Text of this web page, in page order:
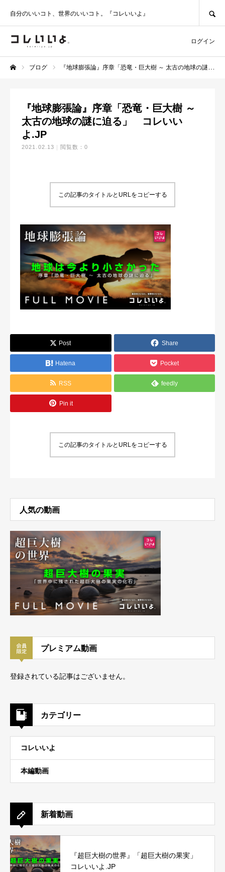
自分のいいコト、世界のいいコト。『コレいいよ』
ログイン
ブログ 『地球膨張論』序章「恐竜・巨大樹 ～ 太古の地球の謎に迫る」 コレいいよ.JP
『地球膨張論』序章「恐竜・巨大樹 ～
太古の地球の謎に迫る」 コレいい
よ.JP
2021.02.13 閲覧数：0
この記事のタイトルとURLをコピーする
Post Share
Hatena Pocket
RSS feedly
Pin it
この記事のタイトルとURLをコピーする
人気の動画
プレミアム動画
登録されている記事はございません。
カテゴリー
コレいいよ
本編動画
新着動画
『超巨大樹の世界』「超巨大樹の果実」
コレいいよ.JP